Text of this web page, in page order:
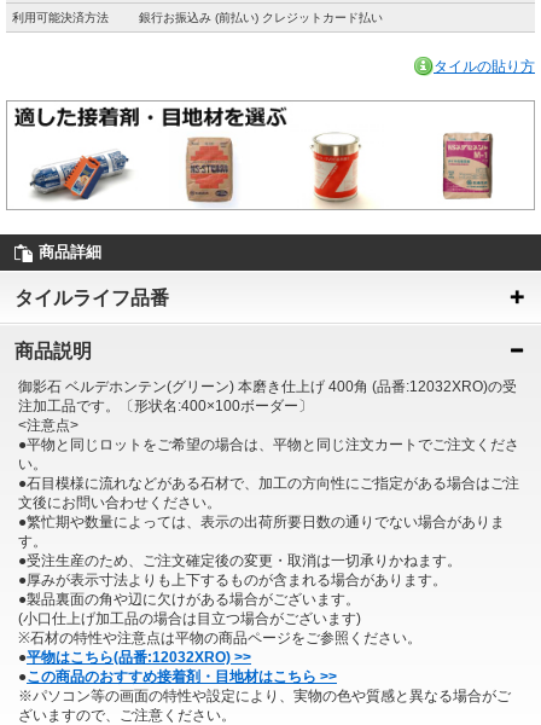
利用可能決済方法 銀行お振込み (前払い) クレジットカード払い
タイルの貼り方
商品詳細
タイルライフ品番
商品説明
御影石 ベルデホンテン(グリーン) 本磨き仕上げ 400角 (品番:12032XRO)の受
注加工品です。〔形状名:400×100ボーダー〕
<注意点>
●平物と同じロットをご希望の場合は、平物と同じ注文カートでご注文くださ
い。
●石目模様に流れなどがある石材で、加工の方向性にご指定がある場合はご注
文後にお問い合わせください。
●繁忙期や数量によっては、表示の出荷所要日数の通りでない場合がありま
す。
●受注生産のため、ご注文確定後の変更・取消は一切承りかねます。
●厚みが表示寸法よりも上下するものが含まれる場合があります。
●製品裏面の角や辺に欠けがある場合がございます。
(小口仕上げ加工品の場合は目立つ場合がございます)
※石材の特性や注意点は平物の商品ページをご参照ください。
●平物はこちら(品番:12032XRO) >>
●この商品のおすすめ接着剤・目地材はこちら >>
※パソコン等の画面の特性や設定により、実物の色や質感と異なる場合がご
ざいますので、ご注意ください。